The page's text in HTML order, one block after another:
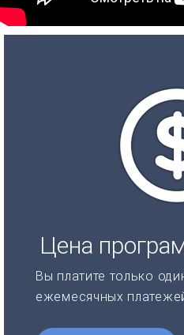
Цена
Вы платите только
ежемесячных